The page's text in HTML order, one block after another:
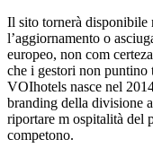
Il sito tornerà disponibile
l’aggiornamento o
europeo, non com
che i gestori non
VOIhotels nasce nel
branding della divisione
riportare m ospitalità del
competono.